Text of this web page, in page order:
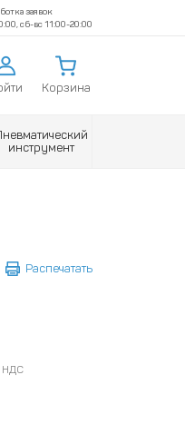
заявок
сб-вс 11:00-20:00
Корзина
инструмент
Распечатать
НДС